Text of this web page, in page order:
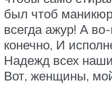
был чтоб
всегда ажур! А
конечно, И
Надежд всех
Вот, женщины,